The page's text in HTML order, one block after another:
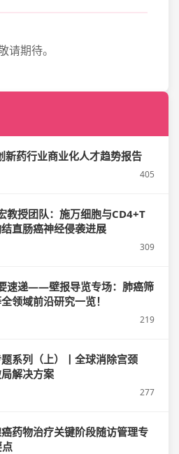
请期待。
新药行业商业化人才趋势报告
405
教授团队：施万细胞与CD4+T
直肠癌神经侵袭进展
309
速递——壁报导览专场：肺癌筛
领域前沿研究一览！
219
题系列（上）丨全球消除宫颈
解决方案
277
药物治疗关键阶段随访管理专